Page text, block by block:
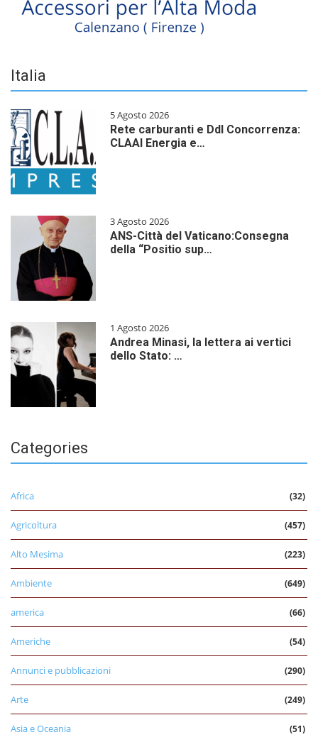
Italia
5 Agosto 2026
Rete carburanti e Ddl Concorrenza:
CLAAI Energia e…
3 Agosto 2026
ANS-Città del Vaticano:Consegna
della “Positio sup…
1 Agosto 2026
Andrea Minasi, la lettera ai vertici
dello Stato: …
Categories
Africa (32)
Agricoltura (457)
Alto Mesima (223)
Ambiente (649)
america (66)
Americhe (54)
Annunci e pubblicazioni (290)
Arte (249)
Asia e Oceania (51)